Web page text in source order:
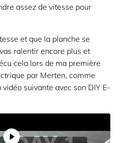
assez de vitesse pour
et que la planche se
ralentir encore plus et
cela lors de ma première
par Merten, comme
suivante avec son DIY E-